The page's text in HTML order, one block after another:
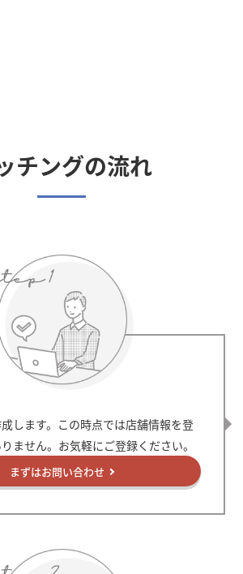
チングの流れ
します。この時点では店舗情報を登
ません。お気軽にご登録ください。
まずはお問い合わせ